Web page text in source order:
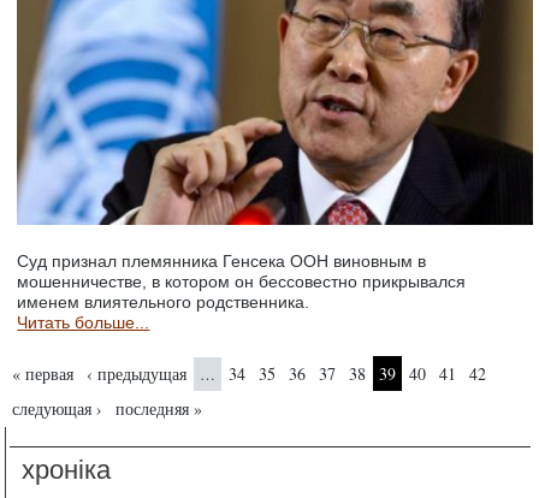
Суд признал племянника Генсека ООН виновным в
мошенничестве, в котором он бессовестно прикрывался
именем влиятельного родственника.
Читать больше...
Страницы
« первая ‹ предыдущая … 34 35 36 37 38 39 40 41
42
следующая ›
последняя »
хроніка